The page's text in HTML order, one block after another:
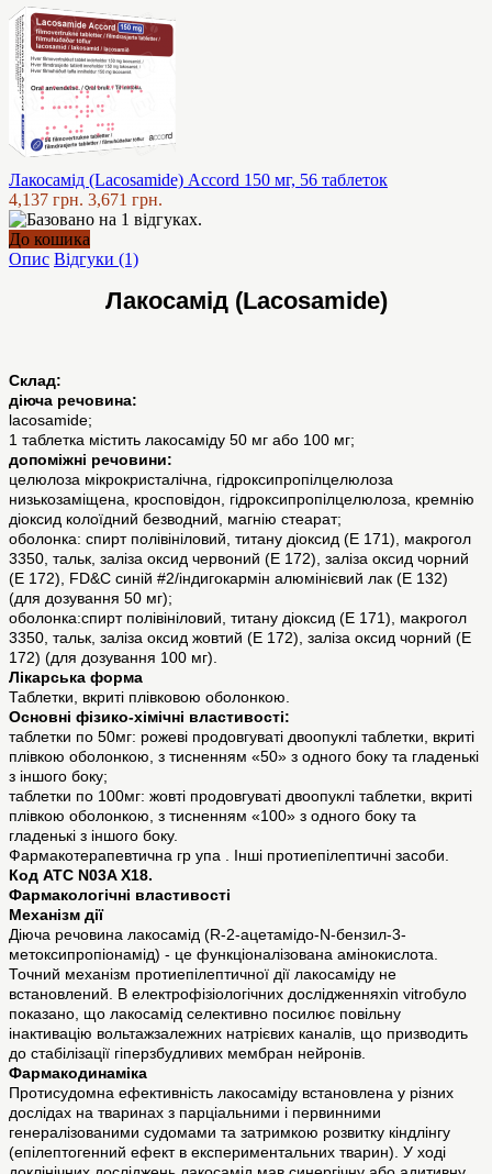
Лакосамід (Lacosamide) Accord 150 мг, 56 таблеток
4,137 грн. 3,671 грн.
До кошика
Опис Відгуки (1)
Лакосамід (Lacosamide)
Склад:
діюча речовина:
lacosamide;
1 таблетка містить лакосаміду 50 мг або 100 мг;
допоміжні речовини:
целюлоза мікрокристалічна, гідроксипропілцелюлоза
низькозаміщена, кросповідон, гідроксипропілцелюлоза, кремнію
діоксид колоїдний безводний, магнію стеарат;
оболонка: спирт полівініловий, титану діоксид (Е 171), макрогол
3350, тальк, заліза оксид червоний (Е 172), заліза оксид чорний
(Е 172), FD&C синій #2/індигокармін алюмінієвий лак (Е 132)
(для дозування 50 мг);
оболонка:спирт полівініловий, титану діоксид (Е 171), макрогол
3350, тальк, заліза оксид жовтий (Е 172), заліза оксид чорний (Е
172) (для дозування 100 мг).
Лікарська форма
Таблетки, вкриті плівковою оболонкою.
Основні фізико-хімічні властивості:
таблетки по 50мг: рожеві продовгуваті двоопуклі таблетки, вкриті
плівкою оболонкою, з тисненням «50» з одного боку та гладенькі
з іншого боку;
таблетки по 100мг: жовті продовгуваті двоопуклі таблетки, вкриті
плівкою оболонкою, з тисненням «100» з одного боку та
гладенькі з іншого боку.
Фармакотерапевтична гр упа . Інші протиепілептичні засоби.
Код АТС N03A X18.
Фармакологічні властивості
Механізм дії
Діюча речовина лакосамід (R-2-ацетамідо-N-бензил-3-
метоксипропіонамід) - це функціоналізована амінокислота.
Точний механізм протиепілептичної дії лакосаміду не
встановлений. В електрофізіологічних дослідженняхin vitroбуло
показано, що лакосамід селективно посилює повільну
інактивацію вольтажзалежних натрієвих каналів, що призводить
до стабілізації гіперзбудливих мембран нейронів.
Фармакодинаміка
Протисудомна ефективність лакосаміду встановлена у різних
дослідах на тваринах з парціальними і первинними
генералізованими судомами та затримкою розвитку кіндлінгу
(епілептогенний ефект в експериментальних тварин). У ході